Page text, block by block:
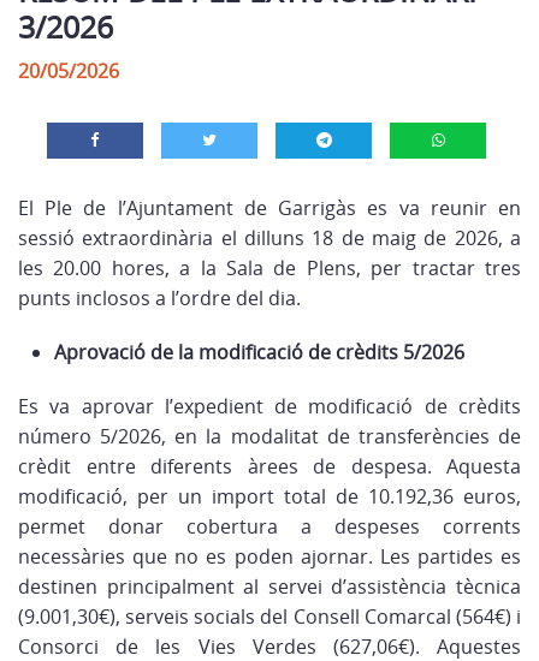
3/2026
20/05/2026
El Ple de l’Ajuntament de Garrigàs es va reunir en
sessió extraordinària el dilluns 18 de maig de 2026, a
les 20.00 hores, a la Sala de Plens, per tractar tres
punts inclosos a l’ordre del dia.
Aprovació de la modificació de crèdits 5/2026
Es va aprovar l’expedient de modificació de crèdits
número 5/2026, en la modalitat de transferències de
crèdit entre diferents àrees de despesa. Aquesta
modificació, per un import total de 10.192,36 euros,
permet donar cobertura a despeses corrents
necessàries que no es poden ajornar. Les partides es
destinen principalment al servei d’assistència tècnica
(9.001,30€), serveis socials del Consell Comarcal (564€) i
Consorci de les Vies Verdes (627,06€). Aquestes